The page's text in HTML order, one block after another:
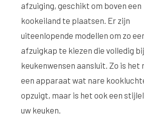
afzuiging, geschikt om boven een
kookeiland te plaatsen. Er zijn
uiteenlopende modellen om zo
afzuigkap te kiezen die volledig
keukenwensen aansluit. Zo is het
een apparaat wat nare
opzuigt, maar is het ook een
uw keuken.